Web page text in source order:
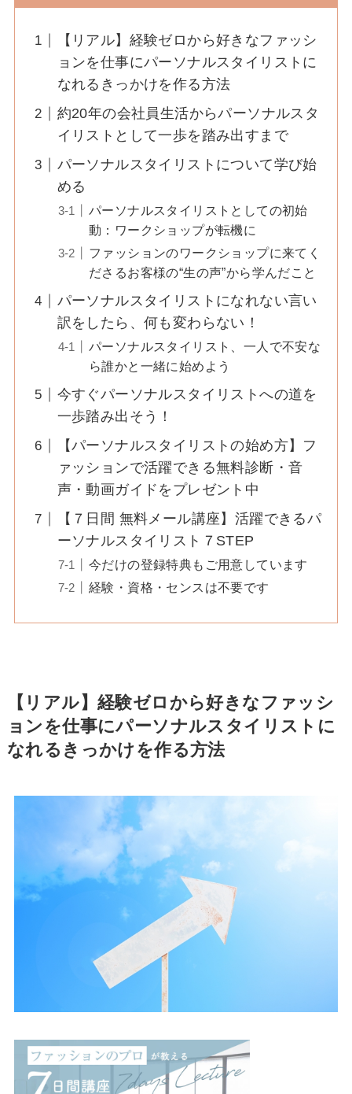
【リアル】経験ゼロから好きなファッシ
ョンを仕事にパーソナルスタイリストに
なれるきっかけを作る方法
約20年の会社員生活からパーソナルスタ
イリストとして一歩を踏み出すまで
パーソナルスタイリストについて学び始
める
パーソナルスタイリストとしての初始
動：ワークショップが転機に
ファッションのワークショップに来てく
ださるお客様の“生の声”から学んだこと
パーソナルスタイリストになれない言い
訳をしたら、何も変わらない！
パーソナルスタイリスト、一人で不安な
ら誰かと一緒に始めよう
今すぐパーソナルスタイリストへの道を
一歩踏み出そう！
【パーソナルスタイリストの始め方】フ
ァッションで活躍できる無料診断・音
声・動画ガイドをプレゼント中
【７日間 無料メール講座】活躍できるパ
ーソナルスタイリスト７STEP
今だけの登録特典もご用意しています
経験・資格・センスは不要です
【リアル】経験ゼロから好きなファッシ
ョンを仕事にパーソナルスタイリストに
なれるきっかけを作る方法